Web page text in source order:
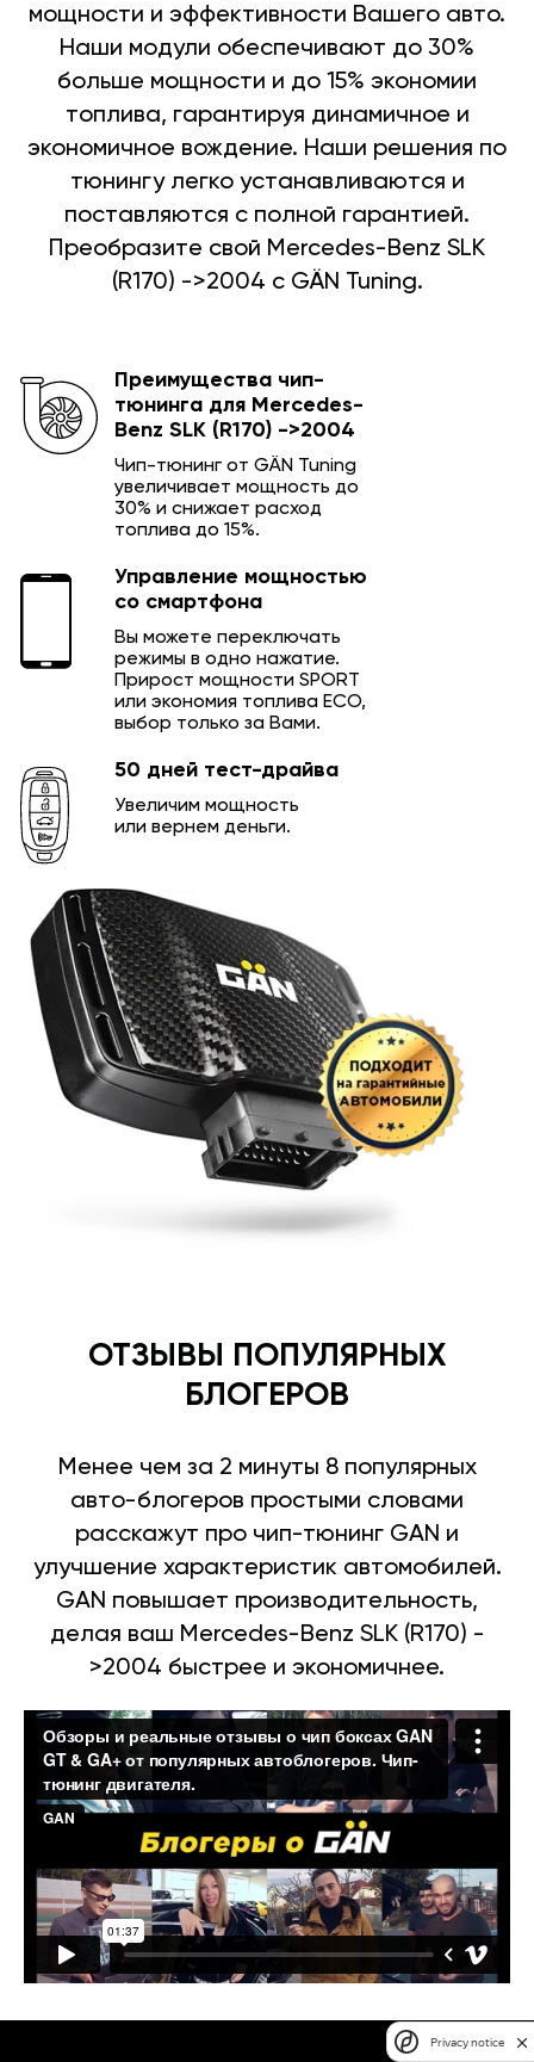
мощности и эффективности Вашего авто.
Наши модули обеспечивают до 30%
больше мощности и до 15% экономии
топлива, гарантируя динамичное и
экономичное вождение. Наши решения по
тюнингу легко устанавливаются и
поставляются с полной гарантией.
Преобразите свой Mercedes-Benz SLK
(R170) ->2004 с GÄN Tuning.
Преимущества чип-
тюнинга для Mercedes-
Benz SLK (R170) ->2004
Чип-тюнинг от GÄN Tuning
увеличивает мощность до
30% и снижает расход
топлива до 15%.
Управление мощностью
со смартфона
Вы можете переключать
режимы в одно нажатие.
Прирост мощности SPORT
или экономия топлива ECO,
выбор только за Вами.
50 дней тест-драйва
Увеличим мощность
или вернем деньги.
ОТЗЫВЫ ПОПУЛЯРНЫХ
БЛОГЕРОВ
Менее чем за 2 минуты 8 популярных
авто-блогеров простыми словами
расскажут про чип-тюнинг GAN и
улучшение характеристик автомобилей.
GAN повышает производительность,
делая ваш Mercedes-Benz SLK (R170) -
>2004 быстрее и экономичнее.
Privacy notice